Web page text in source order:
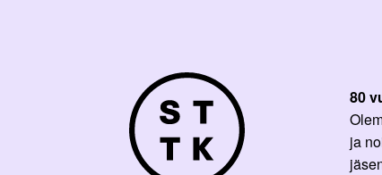
80
ja